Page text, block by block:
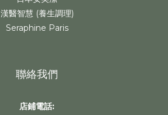
漢醫智慧 (養生調理)
Seraphine Paris
聯絡我們
店鋪電話: